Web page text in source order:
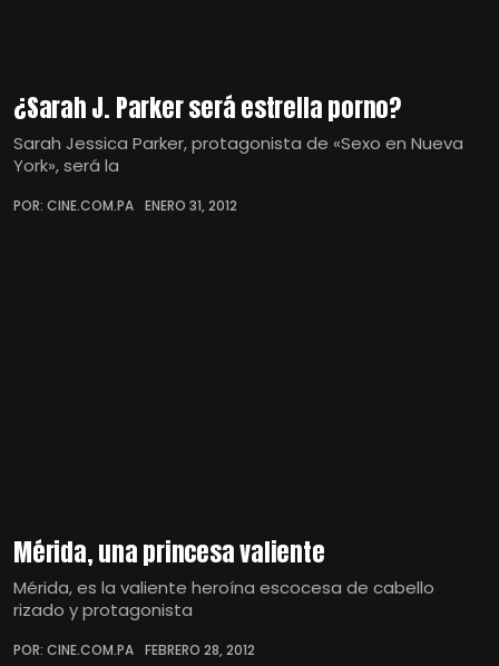
¿Sarah J. Parker será estrella porno?
Sarah Jessica Parker, protagonista de «Sexo en Nueva
York», será la
POR: CINE.COM.PA ENERO 31, 2012
Mérida, una princesa valiente
Mérida, es la valiente heroína escocesa de cabello
rizado y protagonista
POR: CINE.COM.PA FEBRERO 28, 2012